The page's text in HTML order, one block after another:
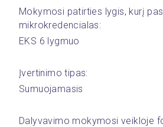
Mokymosi patirties lygis, kurį
mikrokredencialas:
EKS 6 lygmuo
Įvertinimo tipas:
Sumuojamasis
Dalyvavimo mokymosi veikloje